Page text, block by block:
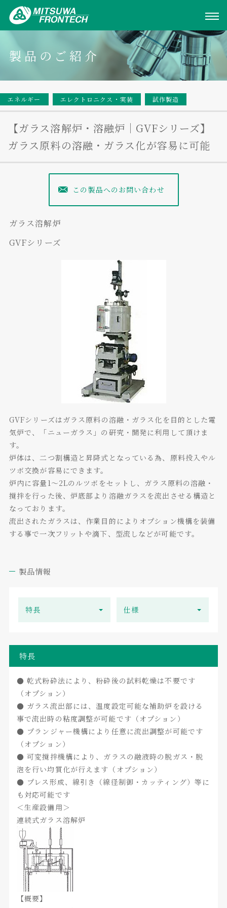
製品のご紹介
エネルギー エレクトロニクス・実装 試作製造
【ガラス溶解炉・溶融炉｜GVFシリーズ】
ガラス原料の溶融・ガラス化が容易に可能
この製品へのお問い合わせ
ガラス溶解炉
GVFシリーズ
GVFシリーズはガラス原料の溶融・ガラス化を目的とした電
気炉で、「ニューガラス」の研究・開発に利用して頂けま
す。
炉体は、二つ割構造と昇降式となっている為、原料投入やル
ツボ交換が容易にできます。
炉内に容量1～2Lのルツボをセットし、ガラス原料の溶融・
撹拌を行った後、炉底部より溶融ガラスを流出させる構造と
なっております。
流出されたガラスは、作業目的によりオプション機構を装備
する事で一次フリットや滴下、型流しなどが可能です。
製品情報
特長 仕様
特長
● 乾式粉砕法により、粉砕後の試料乾燥は不要です
（オプション）
● ガラス流出部には、温度設定可能な補助炉を設ける
事で流出時の粘度調整が可能です（オプション）
● プランジャー機構により任意に流出調整が可能です
（オプション）
● 可変撹拌機構により、ガラスの融液時の脱ガス・脱
泡を行い均質化が行えます（オプション）
● プレス形成、線引き（線径制御・カッティング）等に
も対応可能です
＜生産設備用＞
連続式ガラス溶解炉
【概要】